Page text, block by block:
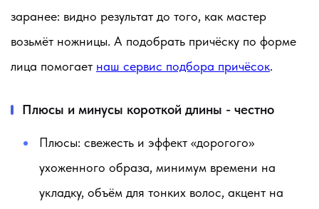
заранее: видно результат до того, как мастер
возьмёт ножницы. А подобрать причёску по форме
лица помогает наш сервис подбора причёсок.
Плюсы и минусы короткой длины - честно
Плюсы: свежесть и эффект «дорогого»
ухоженного образа, минимум времени на
укладку, объём для тонких волос, акцент на